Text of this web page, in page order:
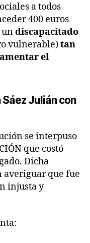
a todos
400 euros
undiscapacitado
vulnerable)tan
el
Julián con
se interpuso
que costó
Dicha
averiguar que fue
injusta y